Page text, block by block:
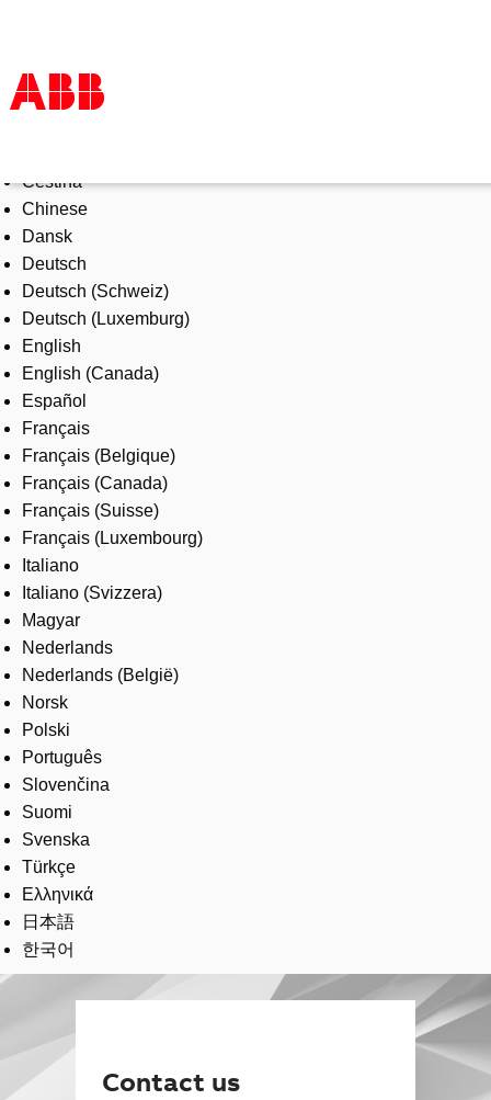
Products & Solutions
Industries
Services
About us
Where to buy
Contact us
Careers
Čeština
Chinese
Dansk
Deutsch
Deutsch (Schweiz)
Deutsch (Luxemburg)
English
English (Canada)
Español
Français
Français (Belgique)
Français (Canada)
Français (Suisse)
Français (Luxembourg)
Italiano
Italiano (Svizzera)
Magyar
Nederlands
Nederlands (België)
Norsk
Polski
Português
Slovenčina
Suomi
Svenska
Türkçe
Ελληνικά
日本語
한국어
Contact us